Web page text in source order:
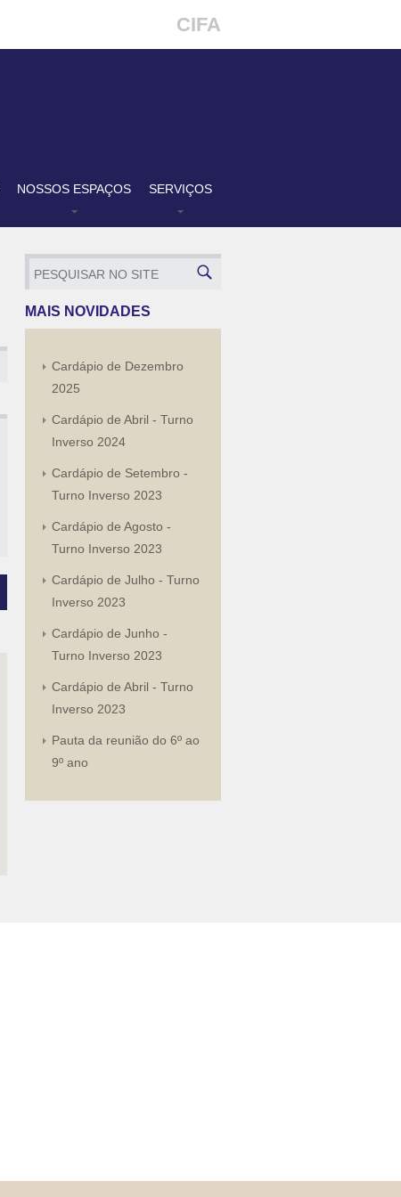
CIFA
NOSSOS ESPAÇOS SERVIÇOS
MAIS NOVIDADES
Cardápio de Dezembro
2025
Cardápio de Abril - Turno
Inverso 2024
Cardápio de Setembro -
Turno Inverso 2023
Cardápio de Agosto -
Turno Inverso 2023
Cardápio de Julho - Turno
Inverso 2023
Cardápio de Junho -
Turno Inverso 2023
Cardápio de Abril - Turno
Inverso 2023
Pauta da reunião do 6º ao
9º ano